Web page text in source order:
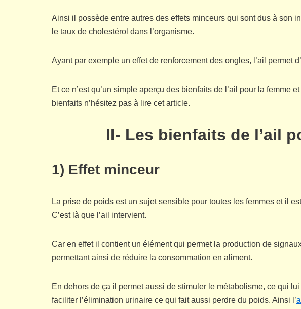
Ainsi il possède entre autres des effets minceurs qui sont dus à son
le taux de cholestérol dans l’organisme.
Ayant par exemple un effet de renforcement des ongles, l’ail permet
Et ce n’est qu’un simple aperçu des bienfaits de l’ail pour la femme
bienfaits n’hésitez pas à lire cet article.
II- Les bienfaits de l’ail
1) Effet minceur
La prise de poids est un sujet sensible pour toutes les femmes et il
C’est là que l’ail intervient.
Car en effet il contient un élément qui permet la production de
permettant ainsi de réduire la consommation en aliment.
En dehors de ça il permet aussi de stimuler le métabolisme, ce qui
faciliter l’élimination urinaire ce qui fait aussi perdre du poids. Ainsi l’